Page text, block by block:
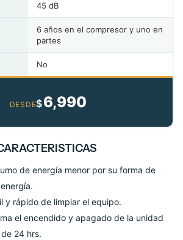
45 dB
6 años en el compresor y uno en
partes
No
DESDE$6,990
de energía menor por su forma de
y rápido de limpiar el equipo.
el encendido y apagado de la unidad
24 hrs.